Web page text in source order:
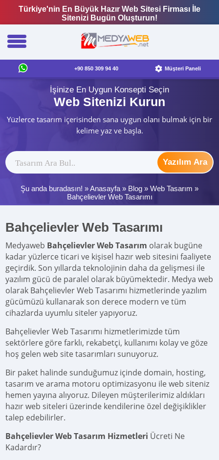
Türkiye'nin En Büyük Hazır Web Sitesi Firması İle
Sitenizi Bugün Oluşturun!
+90 850 309 94 40 Müşteri Paneli
İşinize En Uygun Konsepti Seçin
Web Sitenizi Kurun
Yüzlerce tasarım içerisinden sana uygun olanı bulmak için bir
kelime yaz ve başla.
Yazılım Ara
Şu anda buradasın! »Anasayfa » Blog » Web Tasarım »
Bahçelievler Web Tasarımı
Bahçelievler Web Tasarımı
Medyaweb Bahçelievler Web Tasarım olarak bugüne
kadar yüzlerce ticari ve kişisel hazır web sitesini faaliyete
geçirdik. Son yıllarda teknolojinin daha da gelişmesi ile
yazılım gücü de paralel olarak büyümektedir. Medya web
olarak Bahçelievler Web Tasarımı hizmetlerinde yazılım
gücümüzü kullanarak son derece modern ve tüm
cihazlarda uyumlu siteler yapıyoruz.
Bahçelievler Web Tasarımı hizmetlerimizde tüm
sektörlere göre farklı, rekabetçi, kullanımı kolay ve göze
hoş gelen web site tasarımları sunuyoruz.
Bir paket halinde sunduğumuz içinde domain, hosting,
tasarım ve arama motoru optimizasyonu ile web siteniz
hemen yayına alıyoruz. Dileyen müşterilerimiz aldıkları
hazır web siteleri üzerinde kendilerine özel değişiklikler
talep edebilirler.
Bahçelievler Web Tasarım Hizmetleri Ücreti Ne
Kadardır?